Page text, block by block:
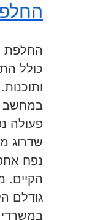
החלפת
כולל
פעולה
שדרוג
נפח
הקיים.
גודלם